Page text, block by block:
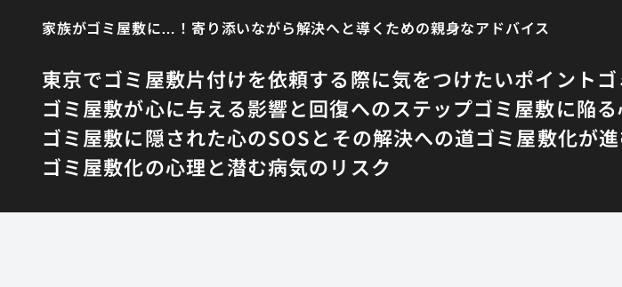
家族がゴミ屋敷に…！寄り添いながら解決へと導くための親身なアドバイス
東京でゴミ屋敷片付けを依頼する際に気をつけたいポイント
ゴミ屋敷が心に与える影響と回復へのステップゴミ屋敷に陥
ゴミ屋敷に隠された心のSOSとその解決への道ゴミ屋敷化が
ゴミ屋敷化の心理と潜む病気のリスク